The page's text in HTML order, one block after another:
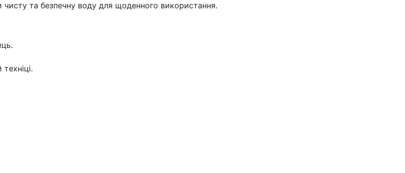
та безпечну воду для щоденного використання.